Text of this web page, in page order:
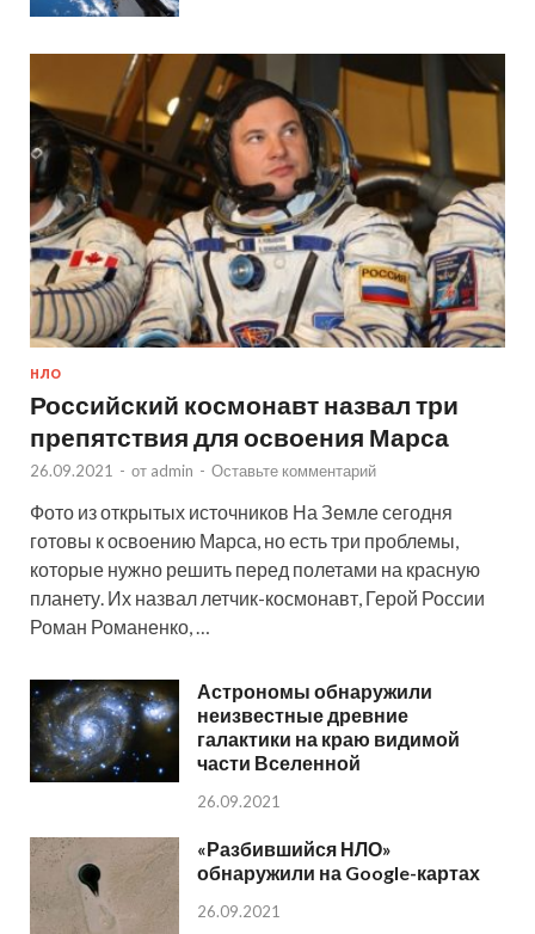
НЛО
Российский космонавт назвал три
препятствия для освоения Марса
26.09.2021 - от admin - Оставьте комментарий
Фото из открытых источников На Земле сегодня
готовы к освоению Марса, но есть три проблемы,
которые нужно решить перед полетами на красную
планету. Их назвал летчик-космонавт, Герой России
Роман Романенко, …
Астрономы обнаружили
неизвестные древние
галактики на краю видимой
части Вселенной
26.09.2021
«Разбившийся НЛО»
обнаружили на Google-картах
26.09.2021